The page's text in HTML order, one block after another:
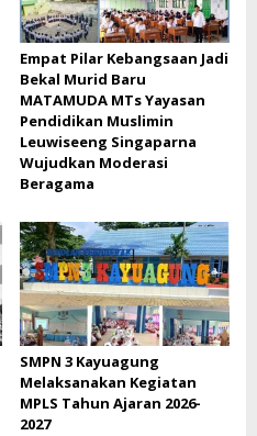
Empat Pilar Kebangsaan Jadi
Bekal Murid Baru
MATAMUDA MTs Yayasan
Pendidikan Muslimin
Leuwiseeng Singaparna
Wujudkan Moderasi
Beragama
SMPN 3 Kayuagung
Melaksanakan Kegiatan
MPLS Tahun Ajaran 2026-
2027